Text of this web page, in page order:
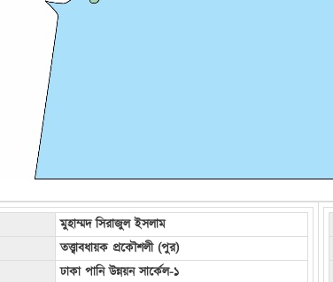
মুহাম্মদ সিরাজুল ইসলাম
তত্ত্বাবধায়ক প্রকৌশলী (পুর)
ঢাকা পানি উন্নয়ন সার্কেল-১